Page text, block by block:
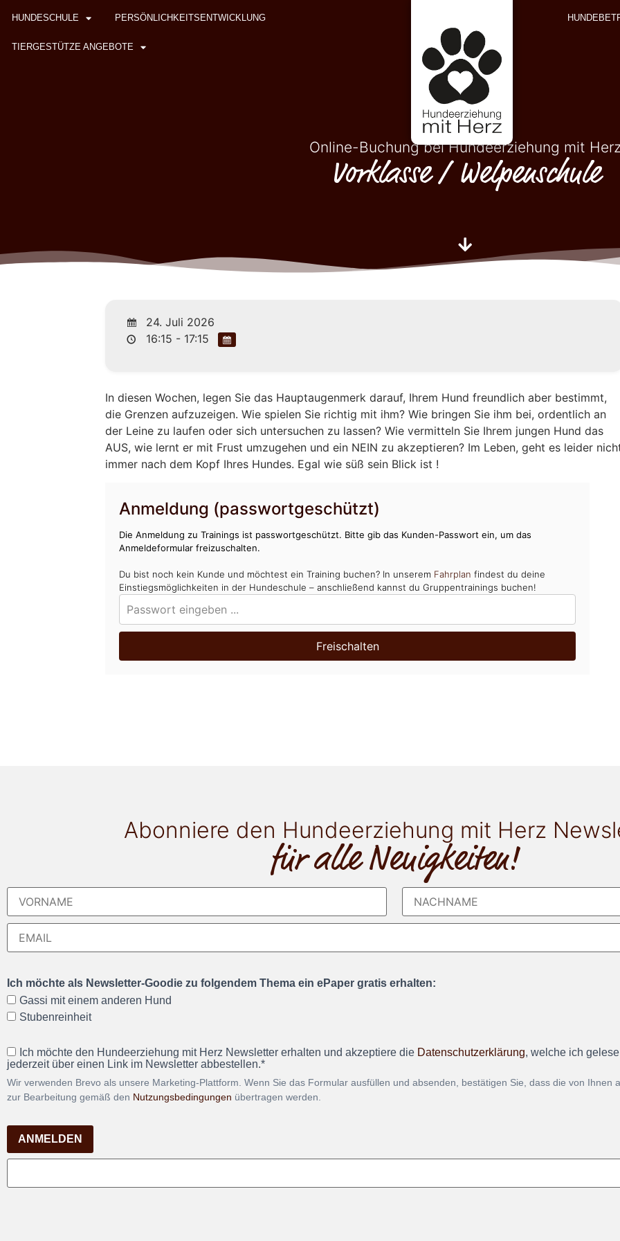
HUNDESCHULE PERSÖNLICHKEITSENTWICKLUNG
TIERGESTÜTZE ANGEBOTE
Online-Buchung bei Hundeerziehung mit
Vorklasse / Welpenschule
24. Juli 2026
16:15 - 17:15
In diesen Wochen, legen Sie das Hauptaugenmerk darauf, Ihrem Hund freundlich aber bestimmt,
die Grenzen aufzuzeigen. Wie spielen Sie richtig mit ihm? Wie bringen Sie ihm bei, ordentlich an
der Leine zu laufen oder sich untersuchen zu lassen? Wie vermitteln Sie Ihrem jungen Hund das
AUS, wie lernt er mit Frust umzugehen und ein NEIN zu akzeptieren? Im Leben, geht es leider
immer nach dem Kopf Ihres Hundes. Egal wie süß sein Blick ist !
Anmeldung (passwortgeschützt)
Die Anmeldung zu Trainings ist passwortgeschützt. Bitte gib das Kunden-Passwort ein, um das
Anmeldeformular freizuschalten.
Du bist noch kein Kunde und möchtest ein Training buchen? In unserem Fahrplan findest du deine
Einstiegsmöglichkeiten in der Hundeschule – anschließend kannst du Gruppentrainings buchen!
Freischalten
Abonniere den Hundeerziehung mit Herz
für alle Neuigkeiten!
Ich möchte als Newsletter-Goodie zu folgendem Thema ein ePaper gratis erhalten:
Gassi mit einem anderen Hund
Stubenreinheit
Ich möchte den Hundeerziehung mit Herz Newsletter erhalten und akzeptiere die Datenschutzerklärung, welche ich
jederzeit über einen Link im Newsletter abbestellen.*
Wir verwenden Brevo als unsere Marketing-Plattform. Wenn Sie das Formular ausfüllen und absenden, bestätigen Sie, dass die von Ihnen
zur Bearbeitung gemäß den Nutzungsbedingungen übertragen werden.
ANMELDEN